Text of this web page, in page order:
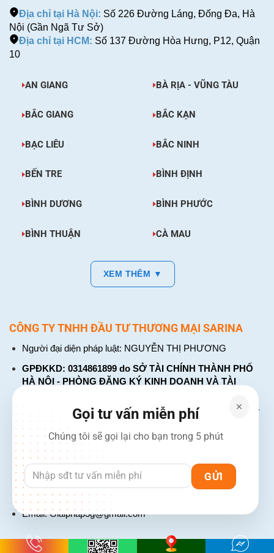
Địa chỉ tại Hà Nội: Số 226 Đường Láng, Đống Đa, Hà
Nội (Gần Ngã Tư Sở)
Địa chỉ tại HCM: Số 137 Đường Hòa Hưng, P12, Quận
10
AN GIANG BÀ RỊA - VŨNG TÀU
BẮC GIANG BẮC KẠN
BẠC LIÊU BẮC NINH
BẾN TRE BÌNH ĐỊNH
BÌNH DƯƠNG BÌNH PHƯỚC
BÌNH THUẬN CÀ MAU
XEM THÊM ▼
CÔNG TY TNHH ĐẦU TƯ THƯƠNG MẠI SARINA
Người đại diện pháp luật: NGUYỄN THỊ PHƯƠNG
GPĐKKD: 0314861899 do SỞ TÀI CHÍNH THÀNH PHỐ
HÀ NỘI - PHÒNG ĐĂNG KÝ KINH DOANH VÀ TÀI
CHÍNH DOANH NGHIỆP cấp. Đăng ký lần đầu: ngày 26
tháng 01 năm 2018. Đăng ký thay đổi lần thứ: 4, ngày 31
tháng 03 năm 2026
226 Đường Láng, Đống Đa, Hà Nội
137 Đường Hòa Hưng, Phường 12, Quận 10, TP. Hồ Chí
Minh
Hotline: 1900 2106 - 0386 001 001
Email:Giaiphap3g@gmail.com
Gọi tư vấn miễn phí
Chúng tôi sẽ gọi lại cho bạn trong 5 phút